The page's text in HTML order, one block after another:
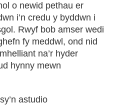
o newid pethau er
i’n credu y byddwn i
Rwyf bob amser wedi
fy meddwl, ond nid
na’r hyder
hynny mewn
astudio